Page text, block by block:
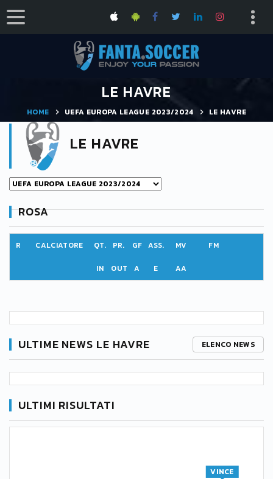
LE HAVRE
HOME UEFA EUROPA LEAGUE 2023/2024 LE HAVRE
LE HAVRE
ROSA
R CALCIATORE QT. PR. GF ASS. MV FM
IN OUT A E AA
ULTIME NEWS LE HAVRE ELENCO NEWS
ULTIMI RISULTATI
VINCE